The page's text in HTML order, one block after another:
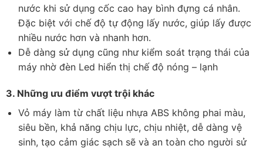
nước khi sử dụng cốc cao hay bình đựng cá nhân.
Đặc biệt với chế độ tự động lấy nước, giúp lấy được
nhiều nước hơn và nhanh hơn.
Dễ dàng sử dụng cũng như kiểm soát trạng thái của
máy nhờ đèn Led hiển thị chế độ nóng – lạnh
3. Những ưu điểm vượt trội khác
Vỏ máy làm từ chất liệu nhựa ABS không phai màu,
siêu bền, khả năng chịu lực, chịu nhiệt, dễ dàng vệ
sinh, tạo cảm giác sạch sẽ và an toàn cho người sử